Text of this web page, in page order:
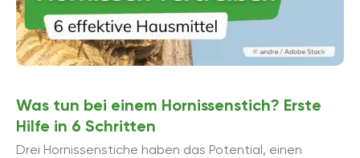
Was tun bei einem Hornissenstich? Erste
Hilfe in 6 Schritten
Drei Hornissenstiche haben das Potential, einen